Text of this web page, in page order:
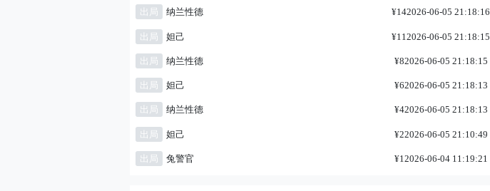
出局 纳兰性德 ¥142026-06-05 21:18:16
出局 妲己 ¥11 2026-06-05 21:18:15
出局 纳兰性德 ¥82026-06-05 21:18:15
出局 妲己 ¥62026-06-05 21:18:13
出局 纳兰性德 ¥42026-06-05 21:18:13
出局 妲己 ¥22026-06-05 21:10:49
出局 兔警官 ¥12026-06-04 11:19:21